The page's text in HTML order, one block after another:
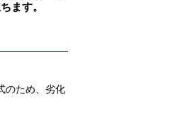
ます。
のため、劣化